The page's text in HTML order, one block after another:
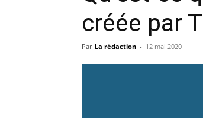
créée par
Par La rédaction - 12 mai 2020